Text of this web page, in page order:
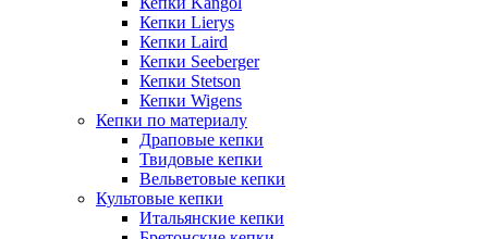
Кепки Lierys
Кепки Laird
Кепки Seeberger
Кепки Stetson
Кепки Wigens
Кепки по материалу
Драповые кепки
Твидовые кепки
Вельветовые кепки
Культовые кепки
Итальянские кепки